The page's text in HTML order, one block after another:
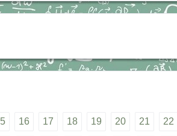
16 17 18 19 20 21 22